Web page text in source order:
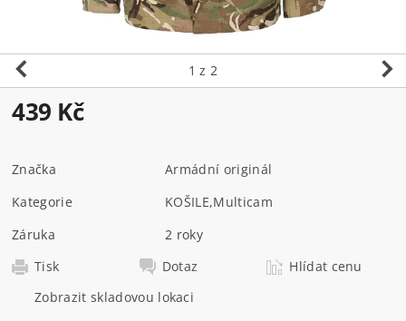
1 z 2
439 Kč
Značka
Armádní originál
Kategorie
KOŠILE,Multicam
Záruka
2 roky
Tisk
Dotaz
Hlídat cenu
Zobrazit skladovou lokaci